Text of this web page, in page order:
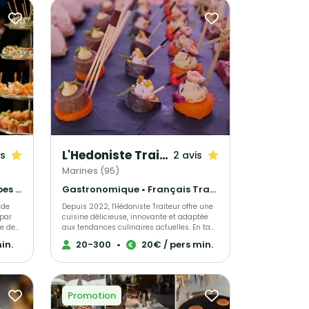
Français Traditionnel • Crêpes et galettes • Wedding Cake
de
qui
L'Hedoniste Traiteur 2 avis
Marines (95)
Gastronomique • Français Traditionnel • Cuisine régionale
Depuis 2022, l'Hédoniste Traiteur offre une
cuisine délicieuse, innovante et adaptée
aux tendances culinaires actuelles. En tant
que spécialistes de l'organisation de divers
événements - dont les mariages,
pour répondre à toutes demandes
spécifiques. Faisant preuve d'un grand
souci du détail, nous préparons nos
20-300 • 20€ / pers min.
Promotion